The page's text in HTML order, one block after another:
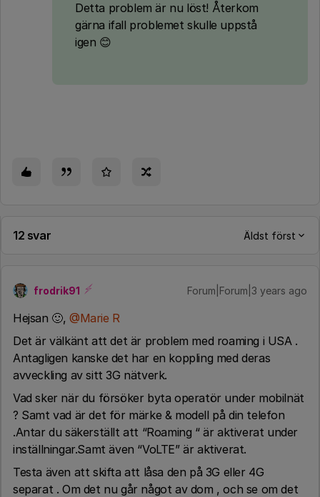
Detta problem är nu löst! Återkom
gärna ifall problemet skulle uppstå
igen 😊
12 svar Äldst först
frodrik91 Forum|Forum|3 years ago
Hejsan 🙂, @Marie R
Det är välkänt att det är problem med roaming i USA .
Antagligen kanske det har en koppling med deras
avveckling av sitt 3G nätverk.
Vad sker när du försöker byta operatör under mobilnät
? Samt vad är det för märke & modell på din telefon
.Antar du säkerställt att “Roaming “ är aktiverat under
inställningar.Samt även “VoLTE” är aktiverat.
Testa även att skifta att låsa den på 3G eller 4G
separat . Om det nu går något av dom , och se om det